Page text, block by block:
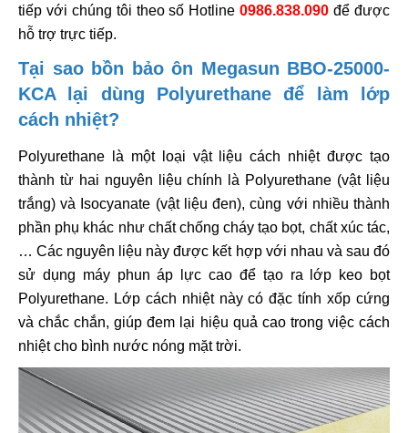
tiếp với chúng tôi theo số Hotline0986.838.090 để được
hỗ trợ trực tiếp.
Tại sao bồn bảo ôn Megasun BBO-25000-
KCA lại dùng Polyurethane để làm lớp
cách nhiệt?
Polyurethane là một loại vật liệu cách nhiệt được tạo
thành từ hai nguyên liệu chính là Polyurethane (vật liệu
trắng) và Isocyanate (vật liệu đen), cùng với nhiều thành
phần phụ khác như chất chống cháy tạo bọt, chất xúc tác,
… Các nguyên liệu này được kết hợp với nhau và sau đó
sử dụng máy phun áp lực cao để tạo ra lớp keo bọt
Polyurethane. Lớp cách nhiệt này có đặc tính xốp cứng
và chắc chắn, giúp đem lại hiệu quả cao trong việc cách
nhiệt cho bình nước nóng mặt trời.